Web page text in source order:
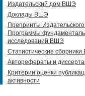
Издательский дом ВШЭ
Доклады ВШЭ
Препринты
Программы
исследований ВШЭ
Статистические
Авторефераты и
Критерии оценки
активности